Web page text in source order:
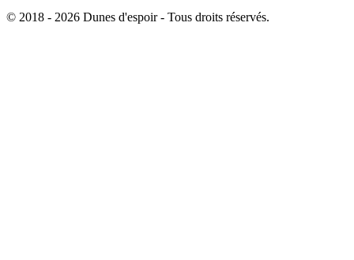
© 2018 - 2026 Dunes d'espoir - Tous droits réservés.